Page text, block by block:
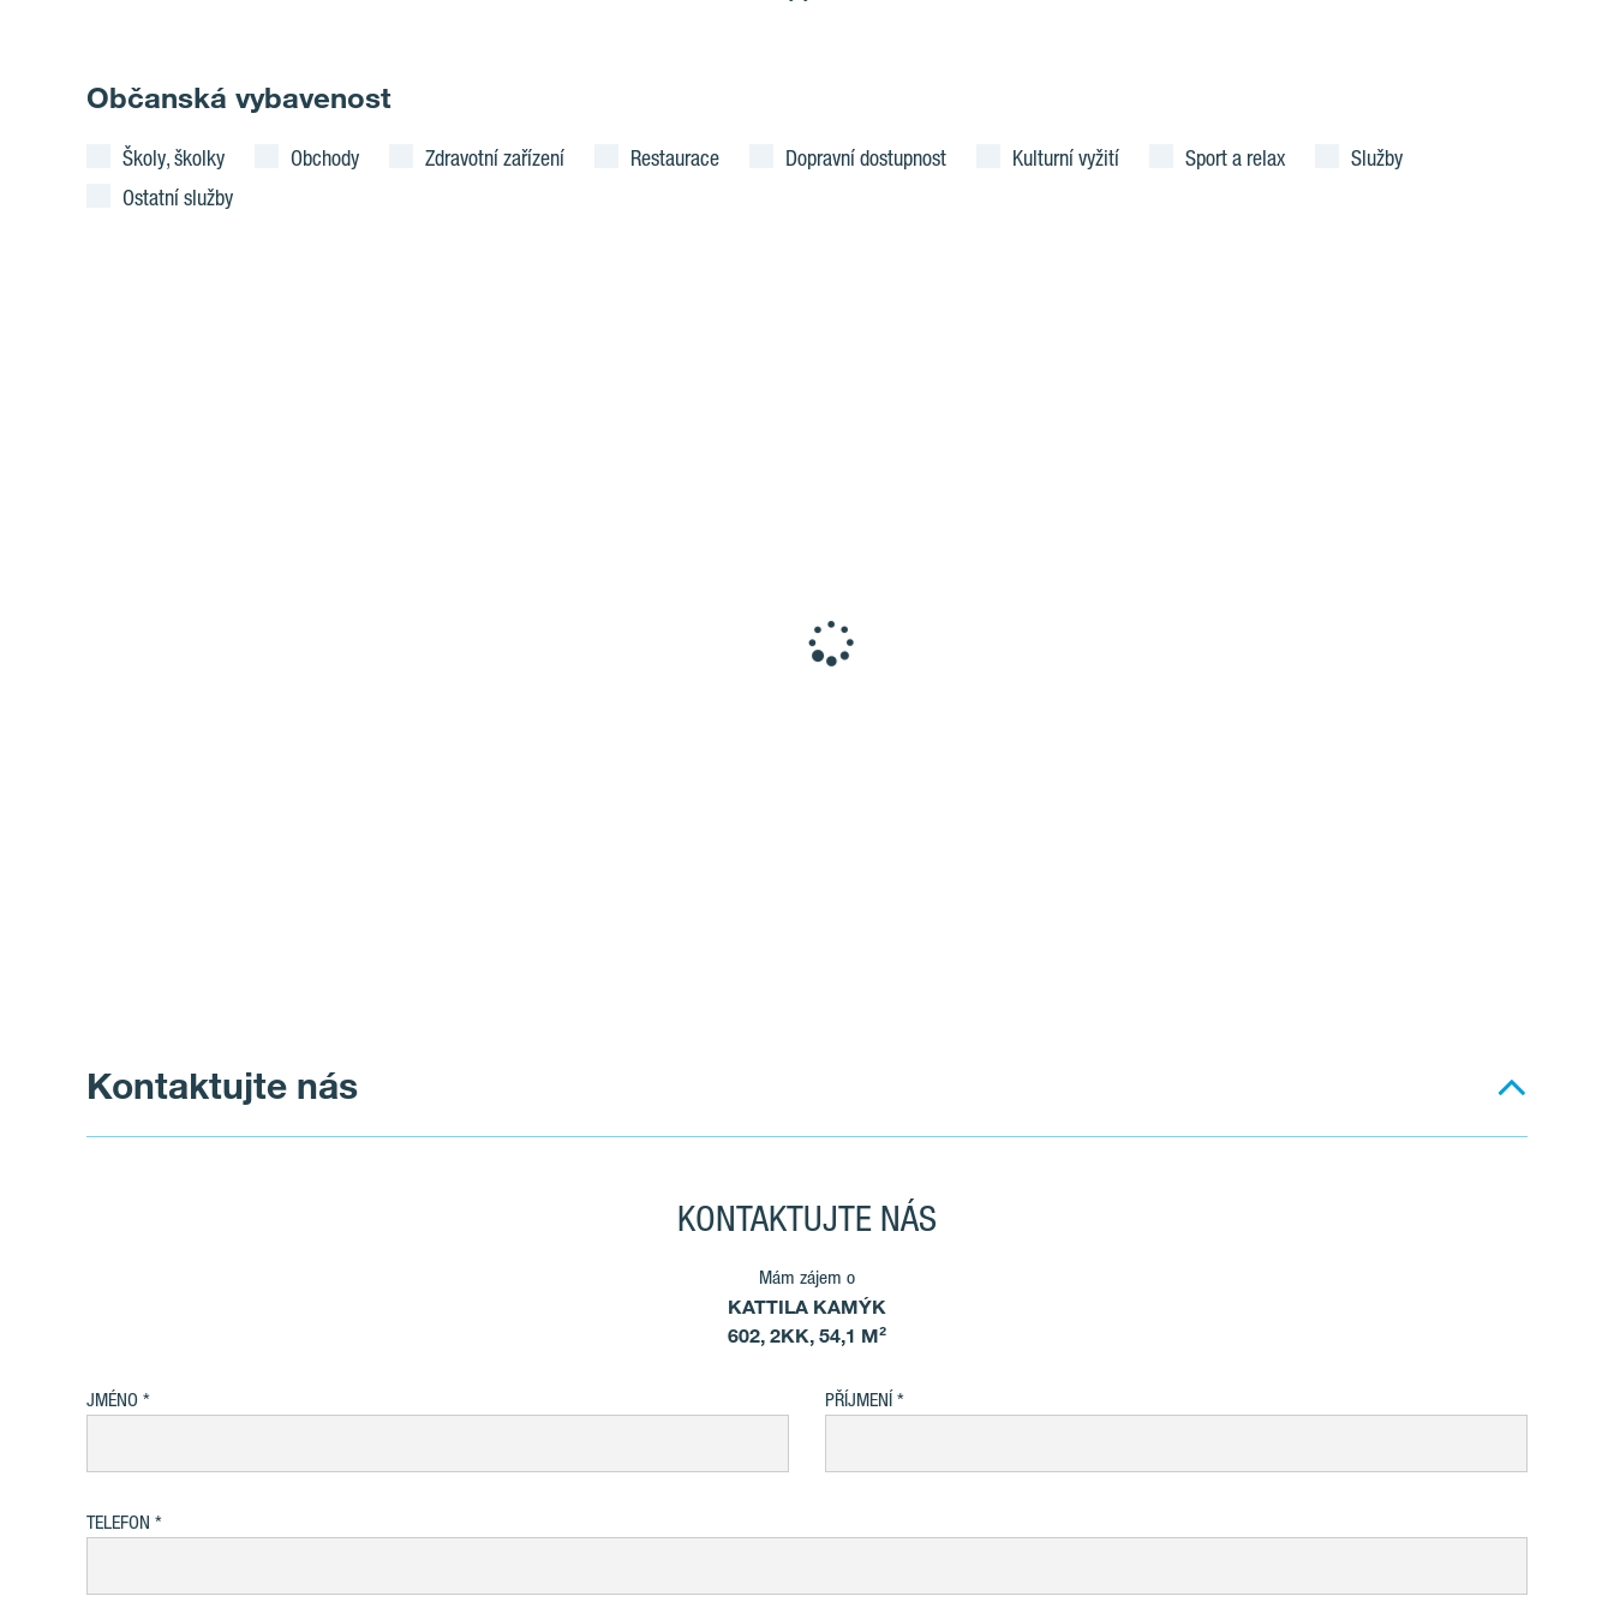
Občanská vybavenost
Školy, školky Obchody Zdravotní zařízení Restaurace Dopravní dostupnost Kulturní vyžití Sport a relax
Služby
Ostatní služby
Kontaktujte nás
KONTAKTUJTE NÁS
Mám zájem o
KATTILA KAMÝK
602, 2KK, 54,1 M²
JMÉNO PŘÍJMENÍ
TELEFON